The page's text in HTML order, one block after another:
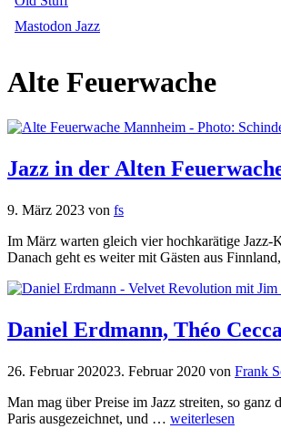
Mastodon Jazz
Alte Feuerwache
Jazz in der Alten
9. März 2023 von fs
Im März warten gleich vier hochkarätige Jazz-
Danach geht es weiter mit Gästen aus
Daniel Erdmann, Théo
26. Februar 202023. Februar 2020 von Frank
Man mag über Preise im Jazz streiten, so
Paris ausgezeichnet, und … weiterlesen